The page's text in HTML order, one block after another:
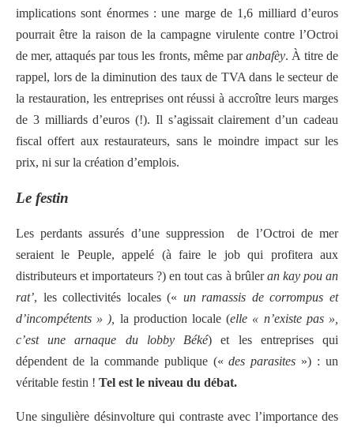
implications sont énormes : une marge de 1,6 milliard d’euros
pourrait être la raison de la campagne virulente contre l’Octroi
de mer, attaqués par tous les fronts, même paranbafèy. À titre de
rappel, lors de la diminution des taux de TVA dans le secteur de
la restauration, les entreprises ont réussi à accroître leurs marges
de 3 milliards d’euros (!). Il s’agissait clairement d’un cadeau
fiscal offert aux restaurateurs, sans le moindre impact sur les
prix, ni sur la création d’emplois.
Le festin
Les perdants assurés d’une suppression de l’Octroi de mer
seraient le Peuple, appelé (à faire le job qui profitera aux
distributeurs et importateurs ?) en tout cas à brûleran kay pou an
rat’, les collectivités locales (« un ramassis de corrompus et
d’incompétents » ), la production locale (elle « n’existe pas »,
c’est une arnaque du lobby Béké) et les entreprises qui
dépendent de la commande publique («des parasites ») : un
véritable festin ! Tel est le niveau du débat.
Une singulière désinvolture qui contraste avec l’importance des